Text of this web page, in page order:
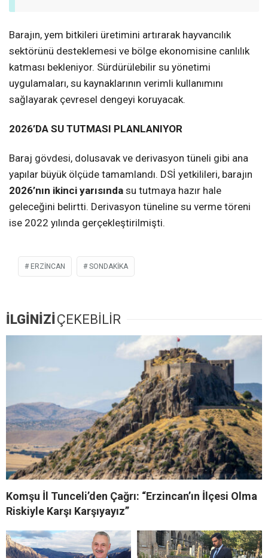
Barajın, yem bitkileri üretimini artırarak hayvancılık
sektörünü desteklemesi ve bölge ekonomisine canlılık
katması bekleniyor. Sürdürülebilir su yönetimi
uygulamaları, su kaynaklarının verimli kullanımını
sağlayarak çevresel dengeyi koruyacak.
2026’DA SU TUTMASI PLANLANIYOR
Baraj gövdesi, dolusavak ve derivasyon tüneli gibi ana
yapılar büyük ölçüde tamamlandı. DSİ yetkilileri, barajın
2026’nın ikinci yarısında su tutmaya hazır hale
geleceğini belirtti. Derivasyon tüneline su verme töreni
ise 2022 yılında gerçekleştirilmişti.
ERZINCAN SONDAKIKA
İLGİNİZİ ÇEKEBİLİR
Komşu İl Tunceli’den Çağrı: “Erzincan’ın İlçesi Olma
Riskiyle Karşı Karşıyayız”